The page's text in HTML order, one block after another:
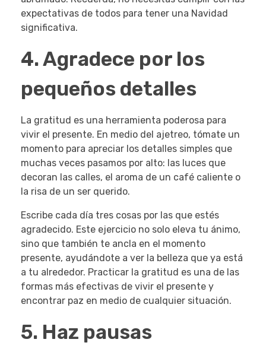
expectativas de todos para tener una Navidad
significativa.
4. Agradece por los
pequeños detalles
La gratitud es una herramienta poderosa para
vivir el presente. En medio del ajetreo, tómate un
momento para apreciar los detalles simples que
muchas veces pasamos por alto: las luces que
decoran las calles, el aroma de un café caliente o
la risa de un ser querido.
Escribe cada día tres cosas por las que estés
agradecido. Este ejercicio no solo eleva tu ánimo,
sino que también te ancla en el momento
presente, ayudándote a ver la belleza que ya está
a tu alrededor. Practicar la gratitud es una de las
formas más efectivas de vivir el presente y
encontrar paz en medio de cualquier situación.
5. Haz pausas